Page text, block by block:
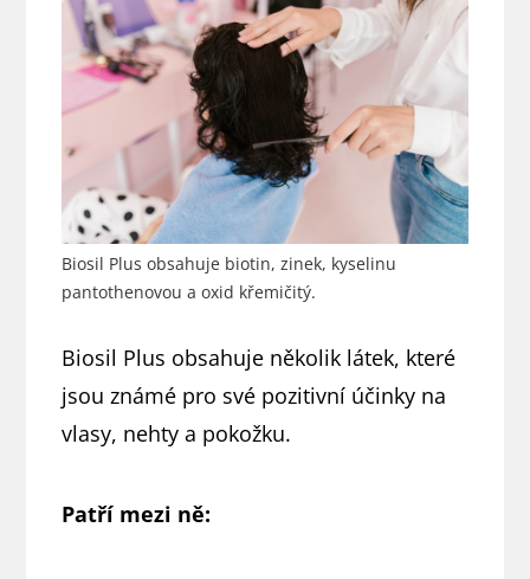
Biosil Plus obsahuje biotin, zinek, kyselinu
pantothenovou a oxid křemičitý.
Biosil Plus obsahuje několik látek, které
jsou známé pro své pozitivní účinky na
vlasy, nehty a pokožku.
Patří mezi ně: